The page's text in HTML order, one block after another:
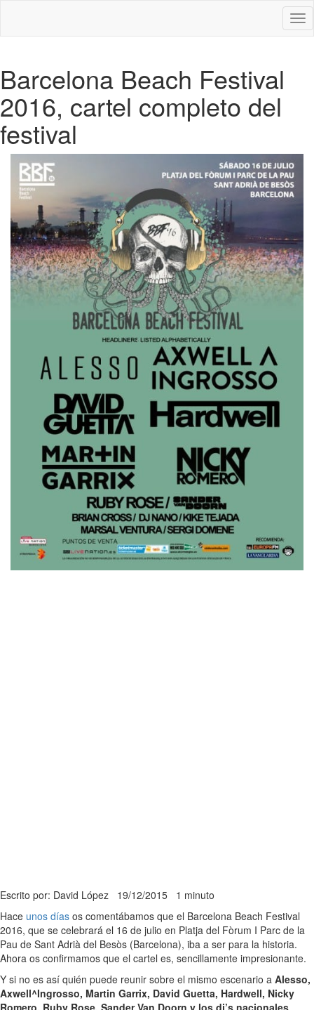
Barcelona Beach Festival
2016, cartel completo del
festival
Escrito por: David López 19/12/2015 1 minuto
Hace unos días os comentábamos que el Barcelona Beach Festival
2016, que se celebrará el 16 de julio en Platja del Fòrum I Parc de la
Pau de Sant Adrià del Besòs (Barcelona), iba a ser para la historia.
Ahora os confirmamos que el cartel es, sencillamente impresionante.
Y si no es así quién puede reunir sobre el mismo escenario a Alesso,
Axwell^Ingrosso, Martin Garrix, David Guetta, Hardwell, Nicky